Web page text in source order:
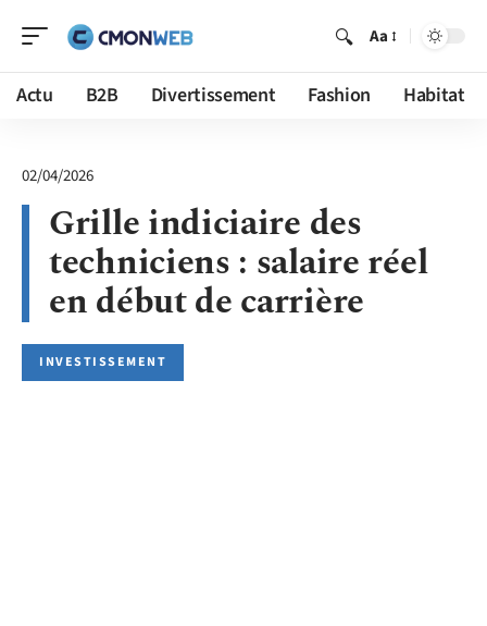
Aa
Actu B2B Divertissement Fashion Habitat
02/04/2026
Grille indiciaire des
techniciens : salaire réel
en début de carrière
INVESTISSEMENT